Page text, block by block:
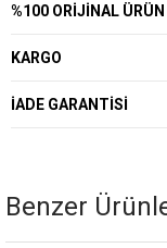
%100 ORIJINAL ÜRÜN
KARGO
İADE GARANTISI
Benzer